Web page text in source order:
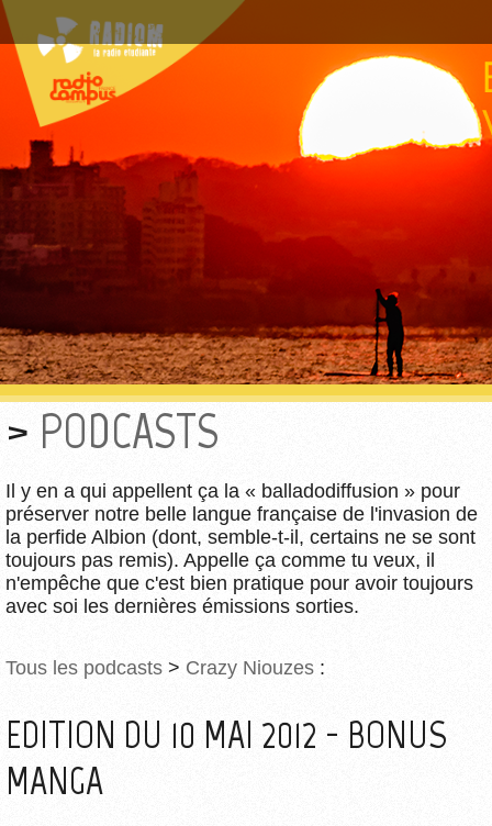
PODCASTS
Il y en a qui appellent ça la « balladodiffusion » pour
préserver notre belle langue française de l'invasion de
la perfide Albion (dont, semble-t-il, certains ne se sont
toujours pas remis). Appelle ça comme tu veux, il
n'empêche que c'est bien pratique pour avoir toujours
avec soi les dernières émissions sorties.
Tous les podcasts > Crazy Niouzes :
EDITION DU 10 MAI 2012 - BONUS
MANGA